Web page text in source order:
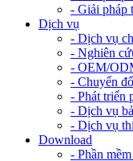
- Giải pháp
Dịch vụ
- Dịch vụ
- Nghiên
- OEM/
- Chuyển
- Phát triển
- Dịch vụ
- Dịch vụ
Download
- Phần